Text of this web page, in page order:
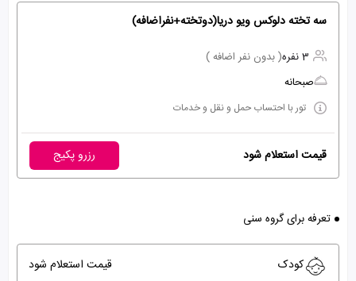
سه تخته دلوکس ویو دریا(دوتخته+نفراضافه)
3 نفره
( بدون نفر اضافه )
صبحانه
تور با احتساب حمل و نقل و خدمات
قیمت استعلام شود رزرو پکیج
تعرفه برای گروه سنی
کودک قیمت استعلام شود